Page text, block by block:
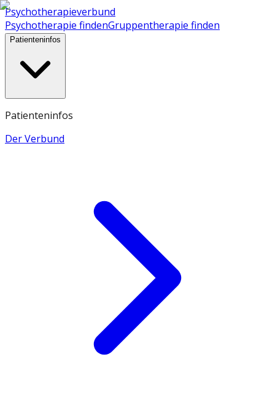
Psychotherapieverbund
Psychotherapie findenGruppentherapie finden
Patienteninfos
Patienteninfos
Der Verbund